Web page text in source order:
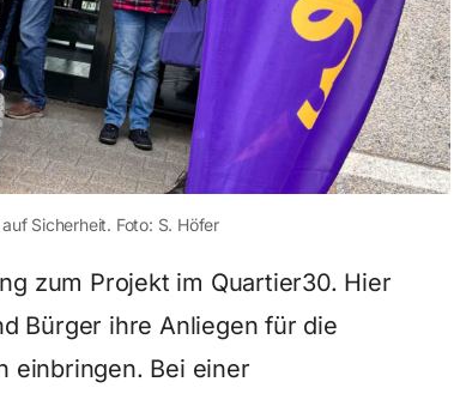
Sicherheit. Foto: S. Höfer
zum Projekt im Quartier30. Hier
Bürger ihre Anliegen für die
einbringen. Bei einer